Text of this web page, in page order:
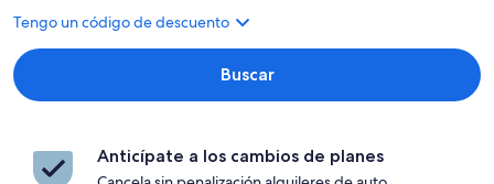
Tengo un código de descuento
Buscar
Anticípate a los cambios de planes